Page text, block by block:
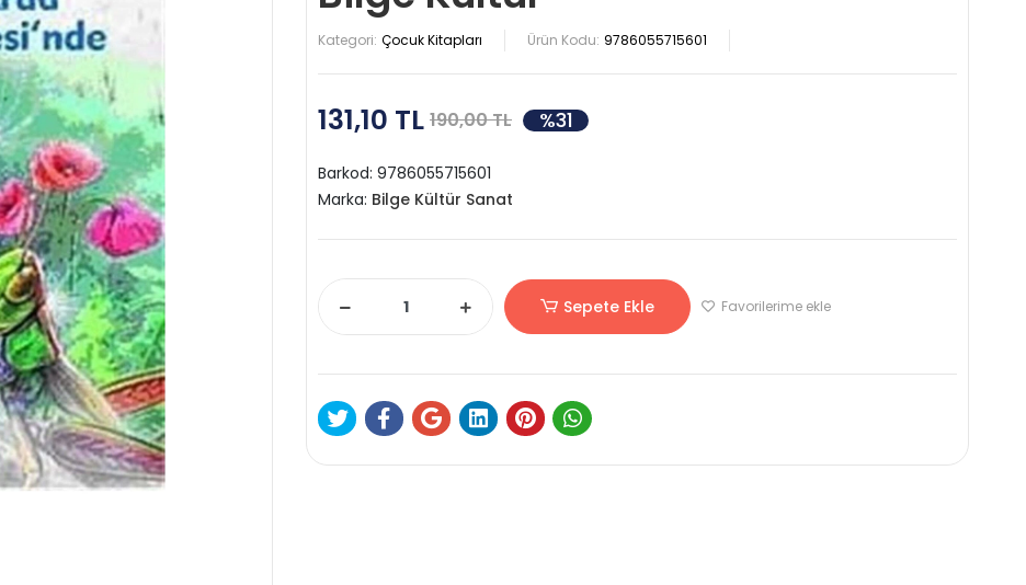
Kategori: Çocuk Kitapları Ürün Kodu: 9786055715601
131,10 TL 190,00 TL %31
Barkod: 9786055715601
Marka: Bilge Kültür Sanat
Sepete Ekle Favorilerime ekle